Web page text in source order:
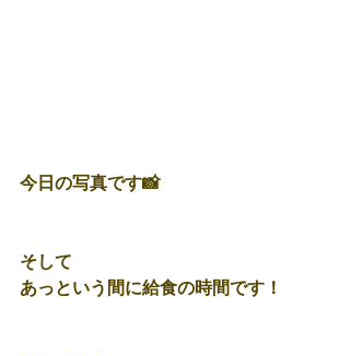
今日の写真です📸
そして
あっという間に給食の時間です！